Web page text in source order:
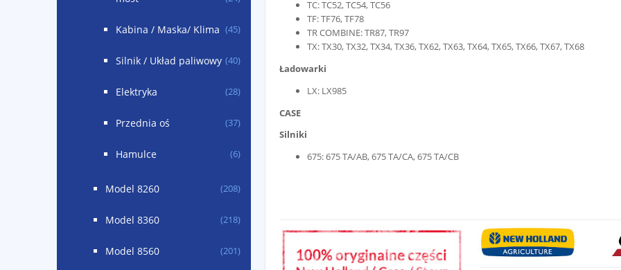
Kabina / Maska/ Klima (45)
Silnik / Układ paliwowy (40)
Elektryka (28)
Przednia oś (37)
Hamulce (6)
Model 8260 (208)
Model 8360 (218)
Model 8560 (201)
TC: TC52, TC54, TC56
TF: TF76, TF78
TR COMBINE: TR87, TR97
TX: TX30, TX32, TX34, TX36, TX62, TX63, TX64, TX65, TX66, TX67, TX68
Ładowarki
LX: LX985
CASE
Silniki
675: 675 TA/AB, 675 TA/CA, 675 TA/CB